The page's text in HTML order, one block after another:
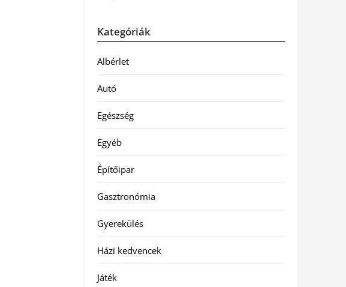
Kategóriák
Albérlet
Autó
Egészség
Egyéb
Építőipar
Gasztronómia
Gyerekülés
Házi kedvencek
Játék